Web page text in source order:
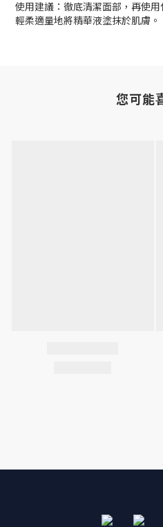
使用建議：徹底清潔面部，再使用
輕柔適量地將精華液塗抹於肌膚。
您可能